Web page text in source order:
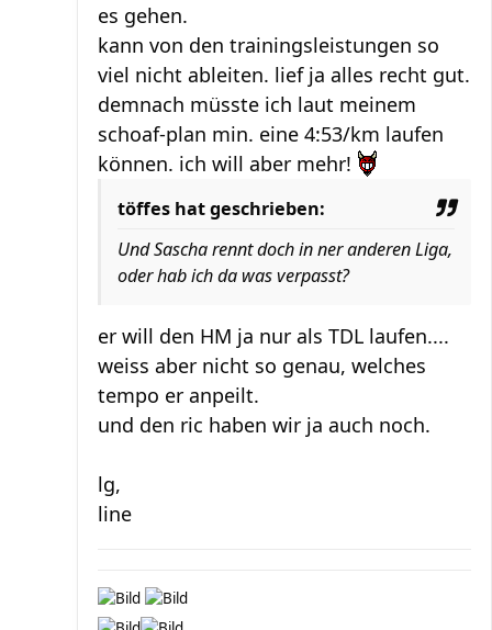
es gehen.
kann von den trainingsleistungen so
viel nicht ableiten. lief ja alles recht gut.
demnach müsste ich laut meinem
schoaf-plan min. eine 4:53/km laufen
können. ich will aber mehr!
töffes hat geschrieben:
Und Sascha rennt doch in ner anderen Liga,
oder hab ich da was verpasst?
er will den HM ja nur als TDL laufen....
weiss aber nicht so genau, welches
tempo er anpeilt.
und den ric haben wir ja auch noch.
lg,
line